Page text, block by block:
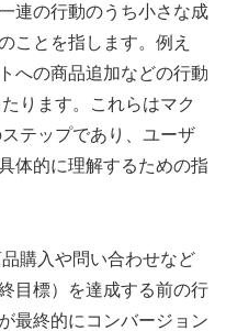
連の行動のうち小さな成
ことを指します。例え
への商品追加などの行動
ります。これらはマク
テップであり、ユーザ
体的に理解するための指
購入や問い合わせなど
目標）を達成する前の行
最終的にコンバージョン